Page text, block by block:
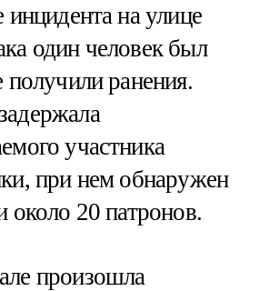
инцидента на улице
один человек был
получили ранения.
участника
при нем обнаружен
около 20 патронов.
произошла